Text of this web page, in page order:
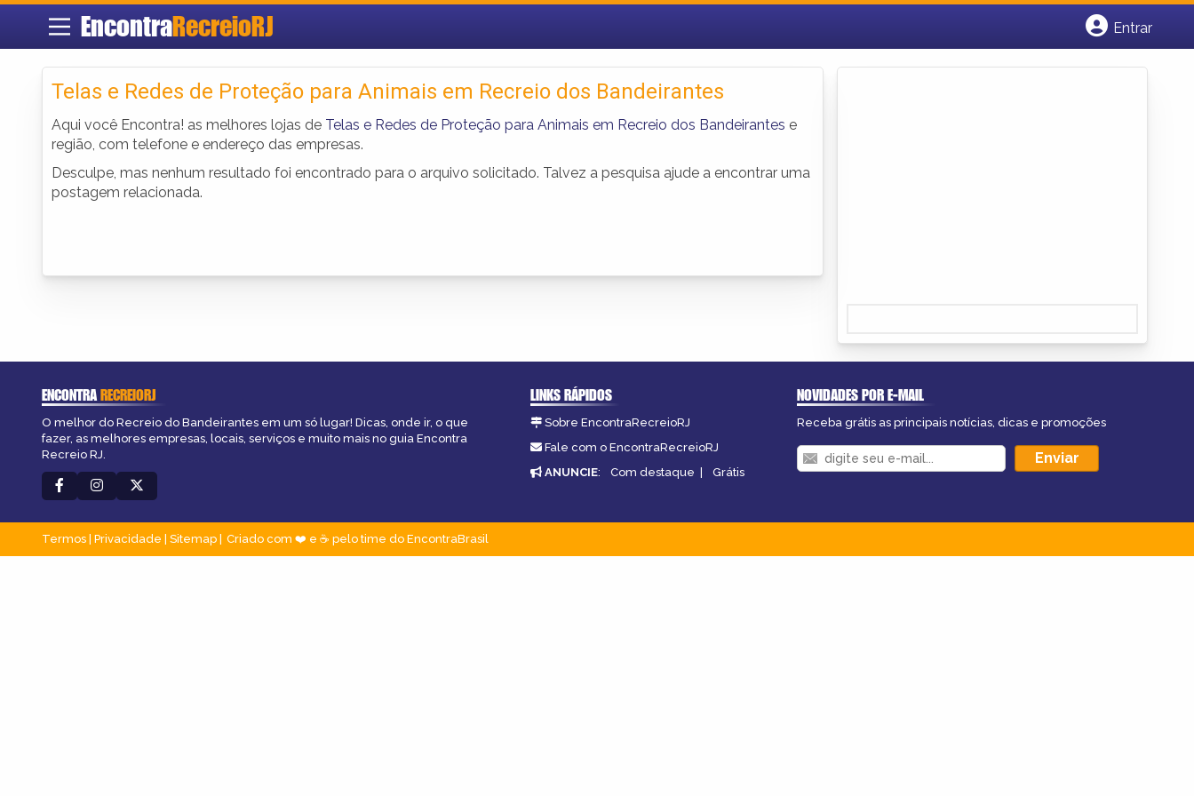
EncontraRecreioRJ
Entrar
Telas e Redes de Proteção para Animais em Recreio dos Bandeirantes
Aqui você Encontra! as melhores lojas de Telas e Redes de Proteção para Animais em Recreio dos Bandeirantes e
região, com telefone e endereço das empresas.
Desculpe, mas nenhum resultado foi encontrado para o arquivo solicitado. Talvez a pesquisa ajude a encontrar uma
postagem relacionada.
ENCONTRARECREIORJ
O melhor do Recreio do Bandeirantes em um só lugar! Dicas, onde ir, o que
fazer, as melhores empresas, locais, serviços e muito mais no guia Encontra
Recreio RJ.
LINKS RÁPIDOS
Sobre EncontraRecreioRJ
Fale com o EncontraRecreioRJ
ANUNCIE: Com destaque | Grátis
NOVIDADES POR E-MAIL
Receba grátis as principais notícias, dicas e promoções
Termos | Privacidade | Sitemap Criado com ❤️ e ☕ pelo time do EncontraBrasil